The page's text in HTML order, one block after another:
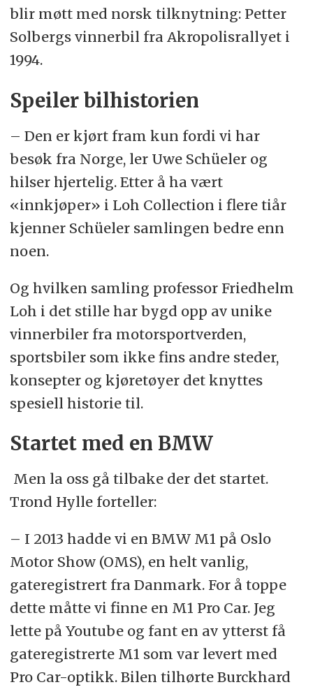
blir møtt med norsk tilknytning: Petter
Solbergs vinnerbil fra Akropolisrallyet i
1994.
Speiler bilhistorien
– Den er kjørt fram kun fordi vi har
besøk fra Norge, ler Uwe Schüeler og
hilser hjertelig. Etter å ha vært
«innkjøper» i Loh Collection i flere tiår
kjenner Schüeler samlingen bedre enn
noen.
Og hvilken samling professor Friedhelm
Loh i det stille har bygd opp av unike
vinnerbiler fra motorsportverden,
sportsbiler som ikke fins andre steder,
konsepter og kjøretøyer det knyttes
spesiell historie til.
Startet med en BMW
Men la oss gå tilbake der det startet.
Trond Hylle forteller:
– I 2013 hadde vi en BMW M1 på Oslo
Motor Show (OMS), en helt vanlig,
gateregistrert fra Danmark. For å toppe
dette måtte vi finne en M1 Pro Car. Jeg
lette på Youtube og fant en av ytterst få
gateregistrerte M1 som var levert med
Pro Car-optikk. Bilen tilhørte Burckhard